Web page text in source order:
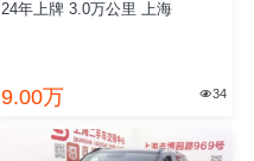
24年上牌 3.0万公里 上海
9.00万 34